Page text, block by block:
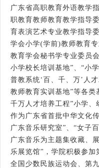
广东省高职教育外语教学
职教育教师教育教学指导
育表演艺术专业教学指导
学会小学(学前)教师教育
教育学会秘书学专业委员
小学校长培训基地”、“小
普教系统‘百、千、万’人
教师教育实训基地”等各类
千万人才培养工程”小学、
作为广东省首批中华文化
广东音乐研究室”、“女子
广东音乐为主题集收藏、
乐展览馆”，学院积极参
全国少数民族运动会、第